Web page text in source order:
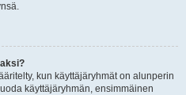
kun käyttäjäryhmät on alunperin
käyttäjäryhmän, ensimmäinen